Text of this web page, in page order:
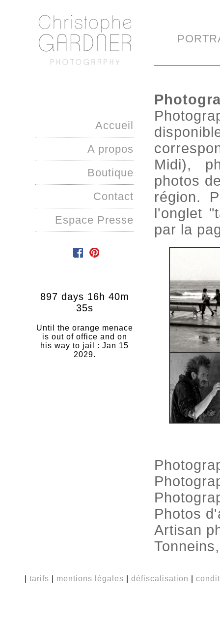
Accueil
A propos
Boutique
Contact
Espace Presse
897 days 16h 40m
34s
Until the orange menace
is out of office and on
his way to jail : Jan 15
2029.
Midi),
photos
région.
l'onglet
par la
Photos
Artisan
tarifs mentions légales défiscalisation